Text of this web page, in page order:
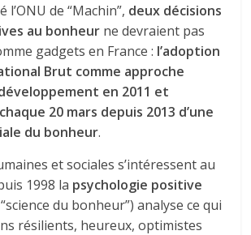
de “Machin”, deux décisions
au bonheur ne devraient pas
gadgets en France : l’adoption
Brut comme approche
en 2011 et
20 mars depuis 2013 d’une
du bonheur.
et sociales s’intéressent au
1998 la psychologie positive
du bonheur”) analyse ce qui
résilients, heureux, optimistes